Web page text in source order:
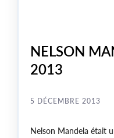
NELSON
2013
5 DÉCEMBRE 2013
Nelson Mandela était